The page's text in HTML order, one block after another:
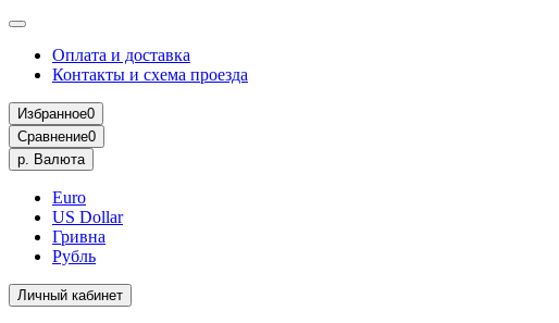
Оплата и доставка
Контакты и схема проезда
Избранное0
Сравнение0
р. Валюта
Euro
US Dollar
Гривна
Рубль
Личный кабинет